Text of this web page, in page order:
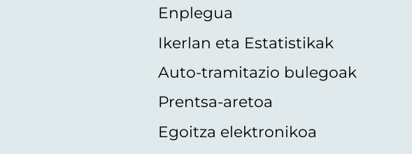
Enplegua
Ikerlan eta Estatistikak
Auto-tramitazio bulegoak
Prentsa-aretoa
Egoitza elektronikoa